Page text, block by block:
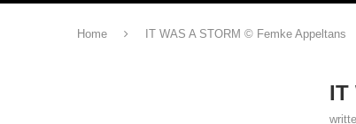
Home IT WAS A STORM © Femke Appeltans
IT